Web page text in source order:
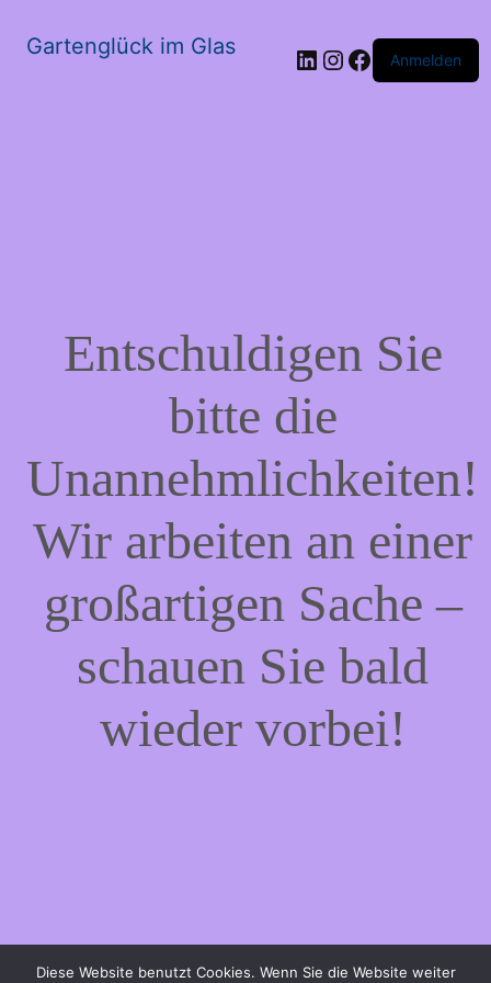
Gartenglück im Glas LinkedIn
Instagram
Facebook
Anmelden
Entschuldigen Sie
bitte die
Unannehmlichkeiten!
Wir arbeiten an einer
großartigen Sache –
schauen Sie bald
wieder vorbei!
Diese Website benutzt Cookies. Wenn Sie die Website weiter